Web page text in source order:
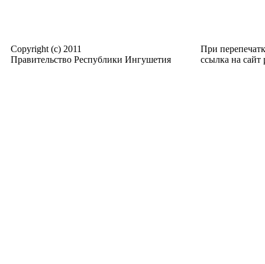
Copyright (c) 2011
Правительство Республики Ингушетия
При
ссылка на сайт